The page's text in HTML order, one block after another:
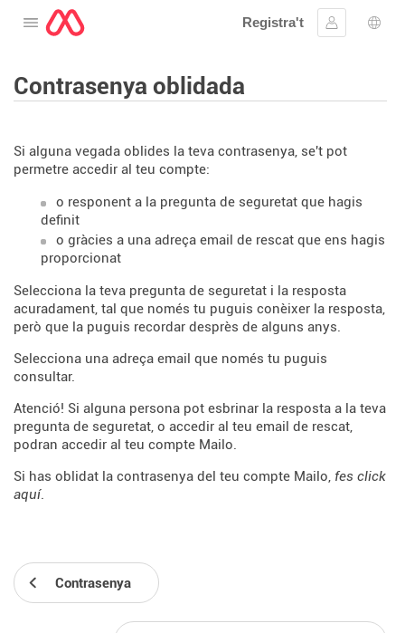
Obre el menú
Registra't
Inicia la
Contrasenya oblidada
Si alguna vegada oblides la teva contrasenya, se't pot
permetre accedir al teu compte:
o responent a la pregunta de seguretat que hagis
definit
o gràcies a una adreça email de rescat que ens hagis
proporcionat
Selecciona la teva pregunta de seguretat i la resposta
acuradament, tal que només tu puguis conèixer la resposta,
però que la puguis recordar desprès de alguns anys.
Selecciona una adreça email que només tu puguis
consultar.
Atenció! Si alguna persona pot esbrinar la resposta a la teva
pregunta de seguretat, o accedir al teu email de rescat,
podran accedir al teu compte Mailo.
Si has oblidat la contrasenya del teu compte Mailo, fes click
aquí.
Contrasenya